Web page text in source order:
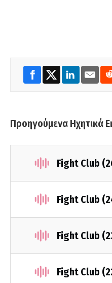
Προηγούμενα Ηχητικά
Fight Club
Fight Club
Fight Club
Fight Club